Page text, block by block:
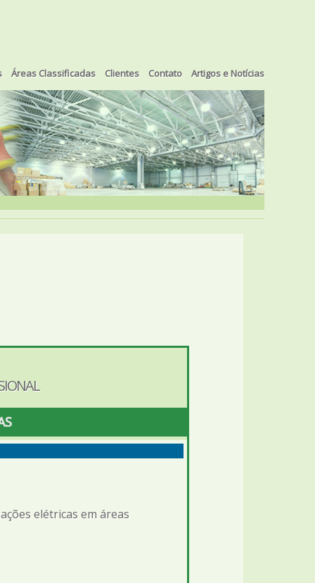
Áreas Classificadas Clientes Contato Artigos e Notícias
elétricas em áreas